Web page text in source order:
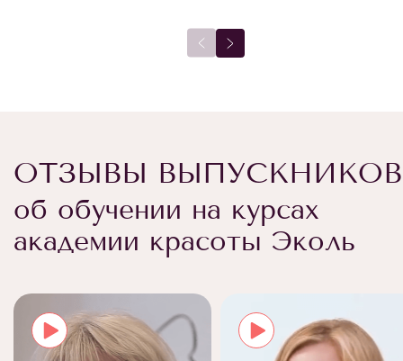
ОТЗЫВЫ ВЫПУСКНИКОВ
об обучении на курсах
академии красоты Эколь